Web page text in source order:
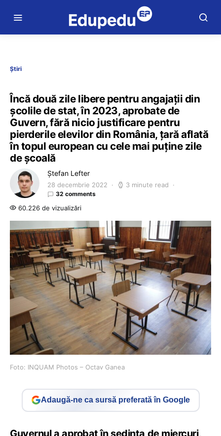
Știri
Încă două zile libere pentru angajații din
școlile de stat, în 2023, aprobate de
Guvern, fără nicio justificare pentru
pierderile elevilor din România, țară aflată
în topul european cu cele mai puține zile
de școală
Ștefan Lefter
28 decembrie 2022 3 minute read
32 comments
60.226 de vizualizări
Foto: INQUAM Photos – Octav Ganea
Adaugă-ne ca sursă preferată în Google
Guvernul a aprobat în ședința de miercuri,